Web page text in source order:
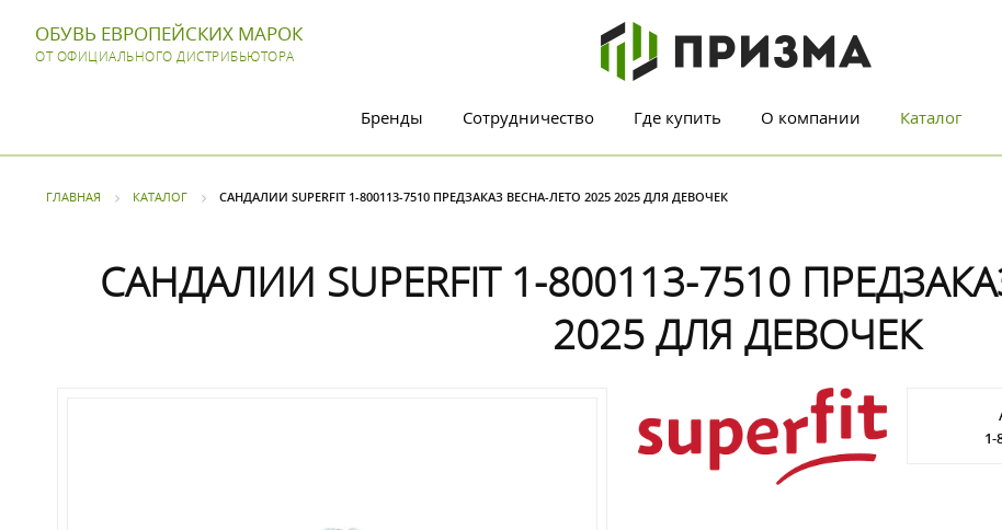
ОБУВЬ ЕВРОПЕЙСКИХ МАРОК
ОТ ОФИЦИАЛЬНОГО ДИСТРИБЬЮТОРА
Бренды Сотрудничество Где купить О компании Каталог
ГЛАВНАЯ КАТАЛОГ САНДАЛИИ SUPERFIT 1-800113-7510 ПРЕДЗАКАЗ ВЕСНА-ЛЕТО 2025 2025 ДЛЯ ДЕВОЧЕК
САНДАЛИИ SUPERFIT 1-800113-7510
2025 ДЛЯ ДЕВОЧЕК
1-